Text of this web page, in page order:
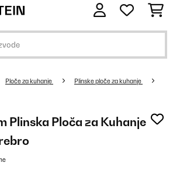
Ploče za kuhanje Plinske ploče za kuhanje
Plinska Ploča za Kuhanje